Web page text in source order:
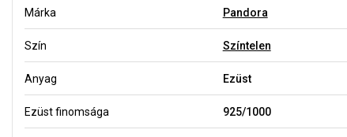
Márka Pandora
Szín Színtelen
Anyag Ezüst
Ezüst finomsága 925/1000